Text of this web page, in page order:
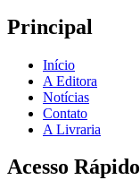
Principal
Início
A Editora
Notícias
Contato
A Livraria
Acesso Rápido